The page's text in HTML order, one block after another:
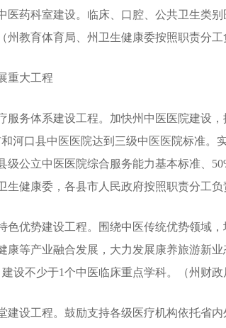
医药科室建设。临床、口腔、公共卫生类
州教育体育局、州卫生健康委按照职责分工
重大工程
服务体系建设工程。加快州中医医院建设
河口县中医医院达到三级中医医院标准。
级公立中医医院综合服务能力基本标准、
生健康委，各县市人民政府按照职责分工负
色优势建设工程。围绕中医传统优势领域
康等产业融合发展，大力发展康养旅游新
设不少于1个中医临床重点学科。（州财
建设工程。鼓励支持各级医疗机构依托省